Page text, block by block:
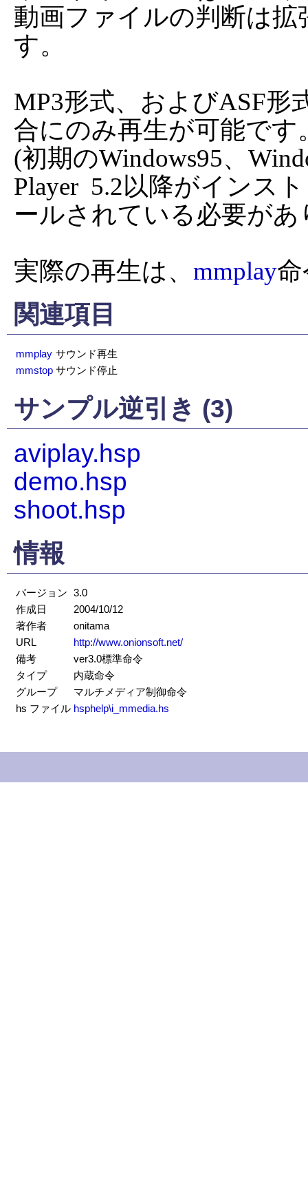
動画ファイルの判断は
す。
MP3形式、およびASF形
合にのみ再生が可能です
(初期のWindows95、
Player  5.2以降がインスト
ールされている必要があ
実際の再生は、 mmplay
関連項目
mmplay サウンド再生
mmstop サウンド停止
サンプル逆引き (3)
aviplay.hsp
demo.hsp
shoot.hsp
情報
バージョン 3.0
作成日
2004/10/12
著作者
onitama
URL
http://www.onionsoft.net/
備考
ver3.0標準命令
タイプ
内蔵命令
グループ
マルチメディア制御命令
hs ファイル hsphelp\i_mmedia.hs